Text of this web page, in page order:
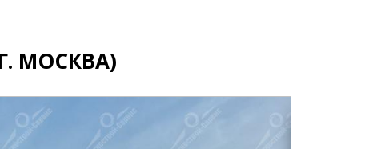
МОСКВА)